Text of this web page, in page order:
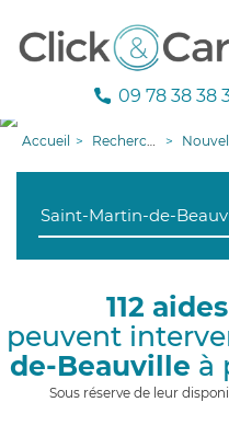
09 78 38 38
Accueil Recherche aide à domicile Nouvelle-
112
peuvent
de-Beauville à
Sous réserve de leur